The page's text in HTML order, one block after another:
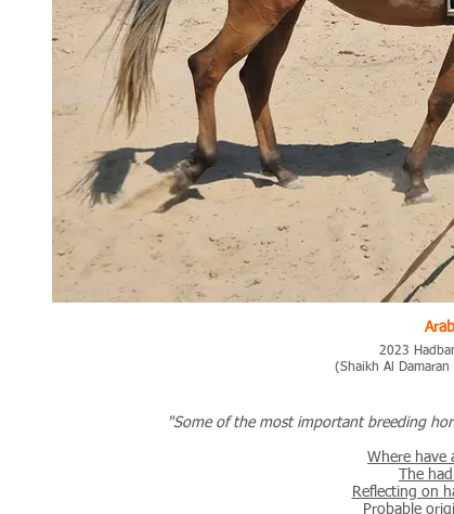
2023
(Shaikh Al
"Some of the most important breeding
Where have
The
Reflecting on
Probable